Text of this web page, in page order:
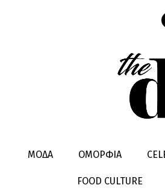
ΜΟΔΑ ΟΜΟΡΦΙΑ
FOOD CULTURE